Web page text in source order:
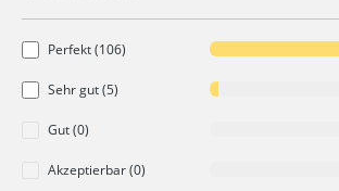
Perfekt (106)
Sehr gut (5)
Gut (0)
Akzeptierbar (0)